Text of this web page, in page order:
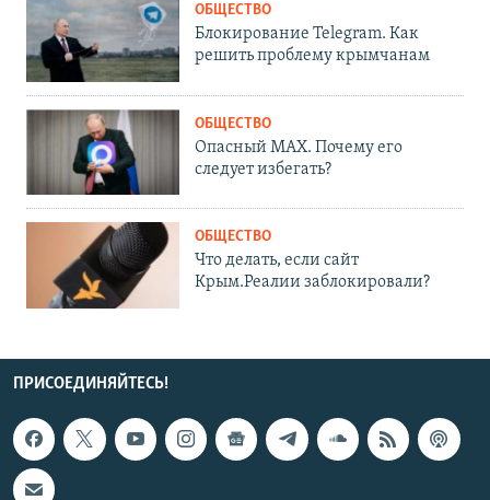
ОБЩЕСТВО
Блокирование Telegram. Как
решить проблему крымчанам
ОБЩЕСТВО
Опасный MAX. Почему его
следует избегать?
ОБЩЕСТВО
Что делать, если сайт
Крым.Реалии заблокировали?
ПРИСОЕДИНЯЙТЕСЬ!